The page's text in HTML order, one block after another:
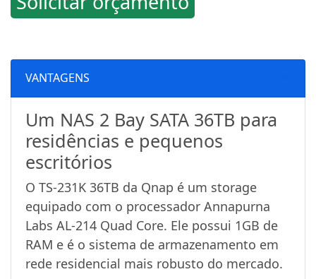
VANTAGENS
Um NAS 2 Bay SATA 36TB para
residências e pequenos
escritórios
O TS-231K 36TB da Qnap é um storage
equipado com o processador Annapurna
Labs AL-214 Quad Core. Ele possui 1GB de
RAM e é o sistema de armazenamento em
rede residencial mais robusto do mercado.